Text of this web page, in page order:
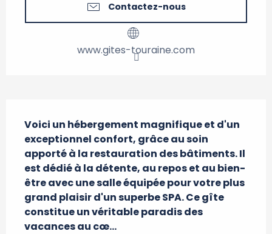
Contactez-nous
www.gites-touraine.com
Voici un hébergement magnifique et d'un
exceptionnel confort, grâce au soin
apporté à la restauration des bâtiments. Il
est dédié à la détente, au repos et au bien-
être avec une salle équipée pour votre plus
grand plaisir d'un superbe SPA. Ce gîte
constitue un véritable paradis des
vacances au cœ...